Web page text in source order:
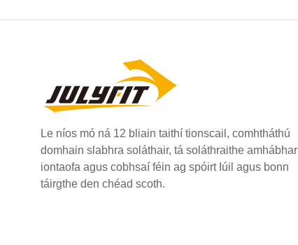
Le níos mó ná 12 bliain taithí tionscail, comhtháthú
domhain slabhra soláthair, tá soláthraithe amhábhar
iontaofa agus cobhsaí féin ag spóirt Iúil agus bonn
táirgthe den chéad scoth.